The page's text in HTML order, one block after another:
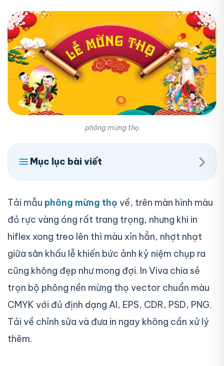
phông mừng thọ
Mục lục bài viết ›
Tải mẫu phông mừng thọ về, trên màn hình màu
đỏ rực vàng óng rất trang trọng, nhưng khi in
hiflex xong treo lên thì màu xỉn hẳn, nhợt nhạt
giữa sân khấu lễ khiến bức ảnh kỷ niệm chụp ra
cũng không đẹp như mong đợi. In Viva chia sẻ
trọn bộ phông nền mừng thọ vector chuẩn màu
CMYK với đủ định dạng AI, EPS, CDR, PSD, PNG.
Tải về chỉnh sửa và đưa in ngay không cần xử lý
thêm.